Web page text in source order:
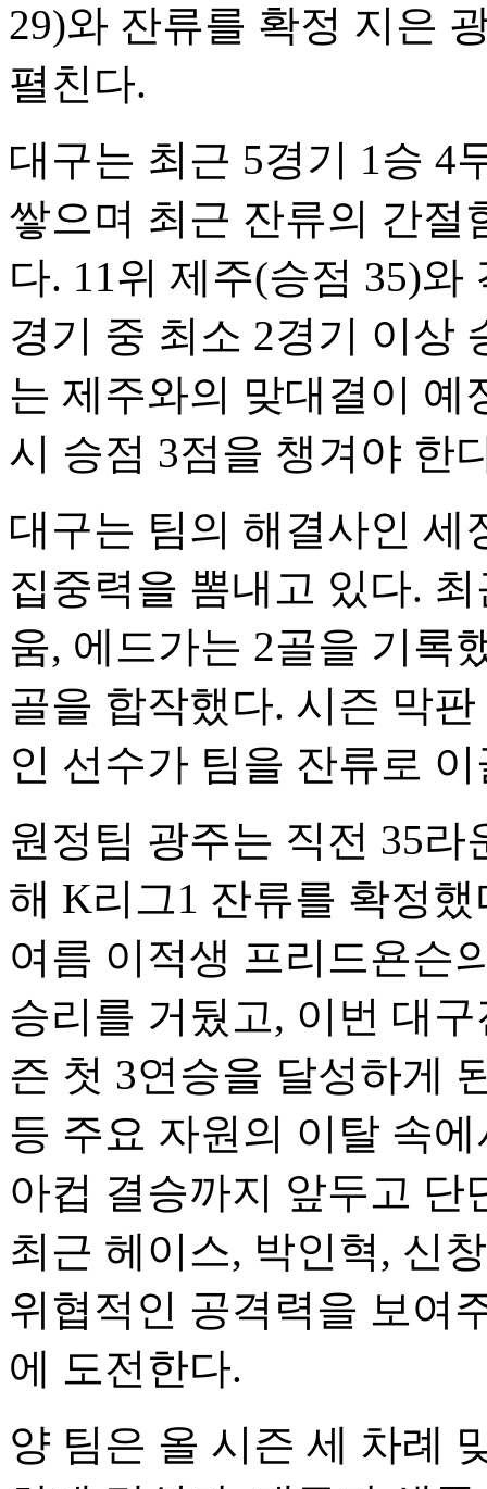
29)와 잔류를 확정 지은
펼친다.
대구는 최근 5경기 1승 4
쌓으며 최근 잔류의 간절
다. 11위 제주(승점 35)
경기 중 최소 2경기 이상
는 제주와의 맞대결이 예
시 승점 3점을 챙겨야 한
대구는 팀의 해결사인 세
집중력을 뽐내고 있다.
움, 에드가는 2골을 기록
골을 합작했다. 시즌 막
인 선수가 팀을 잔류로
원정팀 광주는 직전 35
해 K리그1 잔류를 확정
여름 이적생 프리드욘슨
승리를 거뒀고, 이번 대
즌 첫 3연승을 달성하게
등 주요 자원의 이탈 속
아컵 결승까지 앞두고 단
최근 헤이스, 박인혁, 신
위협적인 공격력을 보여
에 도전한다.
양 팀은 올 시즌 세 차례